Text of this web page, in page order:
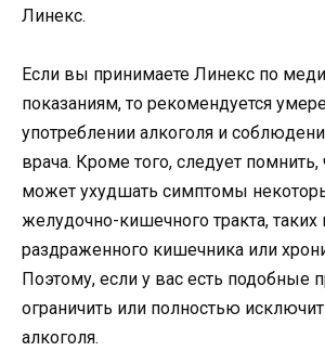
Линекс.
Если вы принимаете Линекс по
показаниям, то рекомендуется
употреблении алкоголя и
врача. Кроме того, следует помнить,
может ухудшать симптомы
желудочно-кишечного тракта,
раздраженного кишечника или
Поэтому, если у вас есть подобные
ограничить или полностью
алкоголя.